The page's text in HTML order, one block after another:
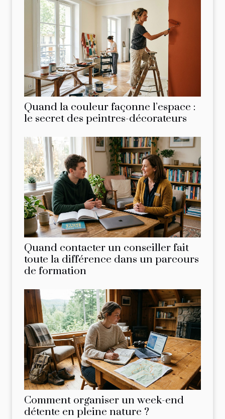
Quand la couleur façonne l’espace :
le secret des peintres-décorateurs
Quand contacter un conseiller fait
toute la différence dans un parcours
de formation
Comment organiser un week-end
détente en pleine nature ?